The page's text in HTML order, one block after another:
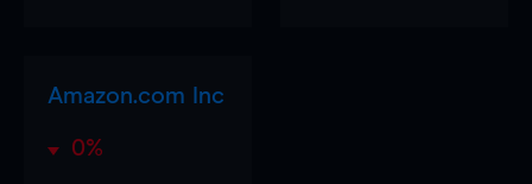
Amazon.com Inc
0%